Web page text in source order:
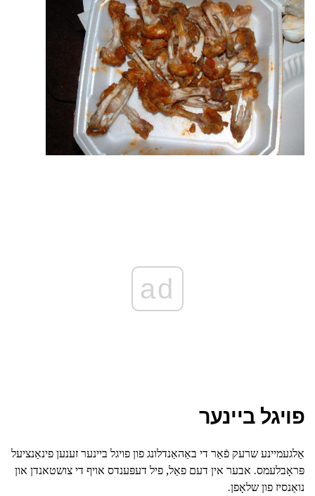
ad
פויגל ביינער
אַלגעמיינע שרעק פֿאַר די באַהאַנדלונג פון פויגל ביינער זענען פינאַנציעל
פּראָבלעמס. אבער אין דעם פאַל, פיל דעפּענדס אויף די צושטאנדן און
נואַנסיז פון שלאָפן.